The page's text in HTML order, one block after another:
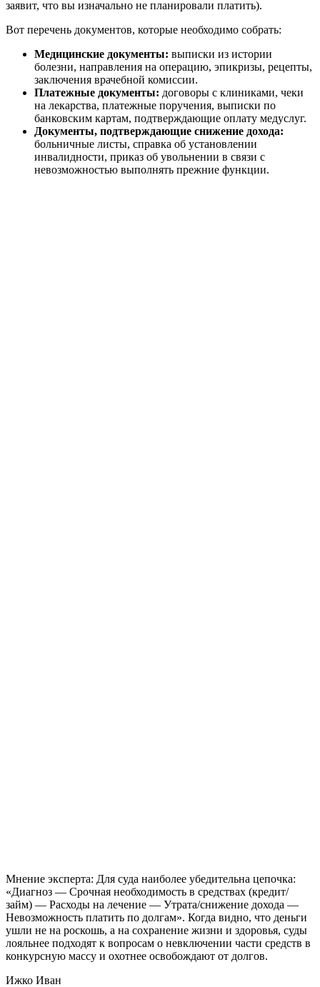
заявит, что вы изначально не планировали платить).
Вот перечень документов, которые необходимо собрать:
Медицинские документы: выписки из истории
болезни, направления на операцию, эпикризы, рецепты,
заключения врачебной комиссии.
Платежные документы: договоры с клиниками, чеки
на лекарства, платежные поручения, выписки по
банковским картам, подтверждающие оплату медуслуг.
Документы, подтверждающие снижение дохода:
больничные листы, справка об установлении
инвалидности, приказ об увольнении в связи с
невозможностью выполнять прежние функции.
Мнение эксперта: Для суда наиболее убедительна цепочка:
«Диагноз — Срочная необходимость в средствах (кредит/
займ) — Расходы на лечение — Утрата/снижение дохода —
Невозможность платить по долгам». Когда видно, что деньги
ушли не на роскошь, а на сохранение жизни и здоровья, суды
лояльнее подходят к вопросам о невключении части средств в
конкурсную массу и охотнее освобождают от долгов.
Ижко Иван